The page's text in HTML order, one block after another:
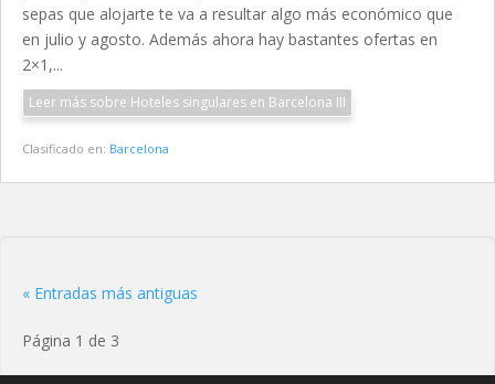
sepas que alojarte te va a resultar algo más económico que
en julio y agosto. Además ahora hay bastantes ofertas en
2×1,...
Leer más sobre Hoteles singulares en Barcelona III
Clasificado en: Barcelona
« Entradas más antiguas
Página 1 de 3